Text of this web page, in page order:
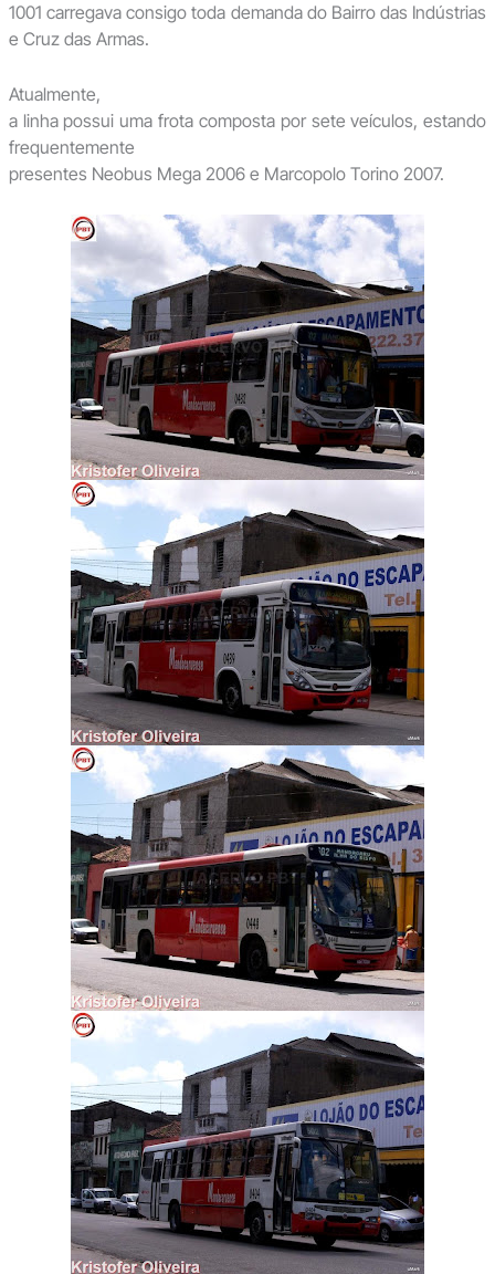
1001 carregava consigo toda demanda do Bairro das Indústrias
e Cruz das Armas.
Atualmente,
a linha possui uma frota composta por sete veículos, estando
frequentemente
presentes Neobus Mega 2006 e Marcopolo Torino 2007.